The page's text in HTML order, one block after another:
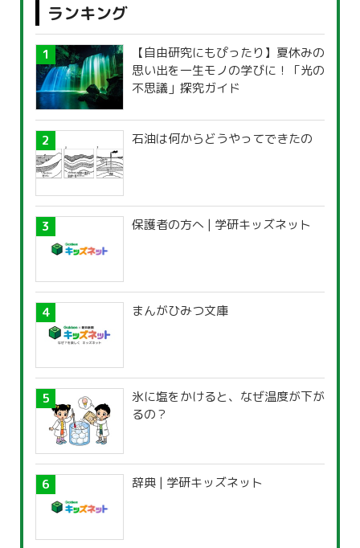
ランキング
【自由研究にもぴったり】夏休みの
思い出を一生モノの学びに！「光の
不思議」探究ガイド
石油は何からどうやってできたの
保護者の方へ | 学研キッズネット
まんがひみつ文庫
氷に塩をかけると、なぜ温度が下が
るの？
辞典 | 学研キッズネット